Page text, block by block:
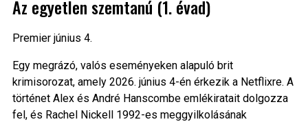
Az egyetlen szemtanú (1. évad)
Premier június 4.
Egy megrázó, valós eseményeken alapuló brit
krimisorozat, amely 2026. június 4-én érkezik a Netflixre. A
történet Alex és André Hanscombe emlékiratait dolgozza
fel, és Rachel Nickell 1992-es meggyilkolásának